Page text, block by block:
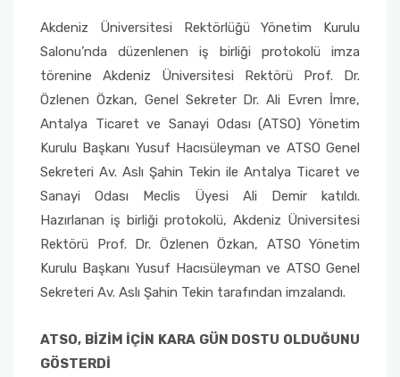
Akdeniz Üniversitesi Rektörlüğü Yönetim Kurulu
Salonu’nda düzenlenen iş birliği protokolü imza
törenine Akdeniz Üniversitesi Rektörü Prof. Dr.
Özlenen Özkan, Genel Sekreter Dr. Ali Evren İmre,
Antalya Ticaret ve Sanayi Odası (ATSO) Yönetim
Kurulu Başkanı Yusuf Hacısüleyman ve ATSO Genel
Sekreteri Av. Aslı Şahin Tekin ile Antalya Ticaret ve
Sanayi Odası Meclis Üyesi Ali Demir katıldı.
Hazırlanan iş birliği protokolü, Akdeniz Üniversitesi
Rektörü Prof. Dr. Özlenen Özkan, ATSO Yönetim
Kurulu Başkanı Yusuf Hacısüleyman ve ATSO Genel
Sekreteri Av. Aslı Şahin Tekin tarafından imzalandı.
ATSO, BİZİM İÇİN KARA GÜN DOSTU OLDUĞUNU
GÖSTERDİ
2022-2026 Stratejik Planı
Faaliyet Raporları
Akademik Tören
İlahiyat Fakültesi
İletişim Fakültesi
Kemer Denizcilik Fakültesi
Kumluca Sağlık Bilimleri Fakültesi
Manavgat Sosyal ve Beşeri Bilimler Fakültesi
Manavgat Turizm Fakültesi
Manavgat Yabancı Diller Fakültesi
Mimarlık Fakültesi
Sağlık Hizmetleri MYO
Serik Gülsün Süleyman Süral MYO
Sosyal Bilimler MYO
Teknik Bilimler MYO
Yapı İşleri ve Teknik Daire Başkanlığı
Uluslararası İlişkiler Ofisi
Mezun Bilgi Sistemi
Sıkça Sorulan Sorular
Dış Kaynaklı Proje Takip Sistemi
AB Projeleri
TÜBİTAK Projeleri
Web of Science